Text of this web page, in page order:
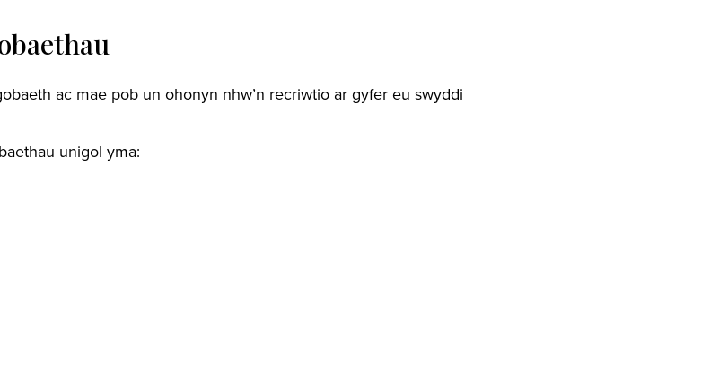
ac mae pob un ohonyn nhw’n recriwtio ar gyfer eu swyddi
unigol yma: